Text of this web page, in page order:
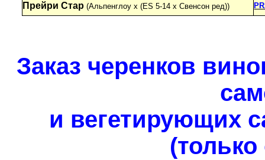
Прейри Стар (Альпенглоу х (ES 5-14 x Свенсон ред))
Заказ черенков
и вегетирующих